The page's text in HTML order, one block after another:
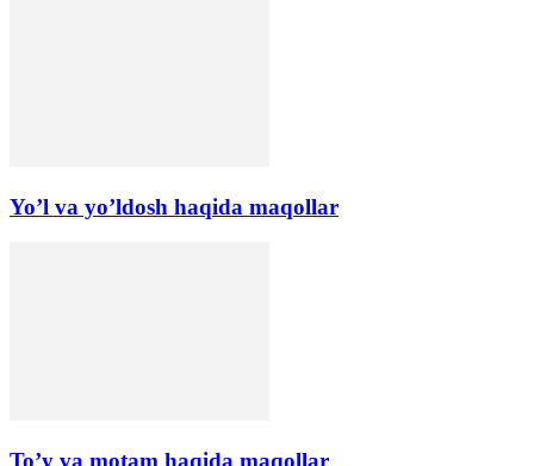
Yo’l va yo’ldosh haqida maqollar
To’y va motam haqida maqollar